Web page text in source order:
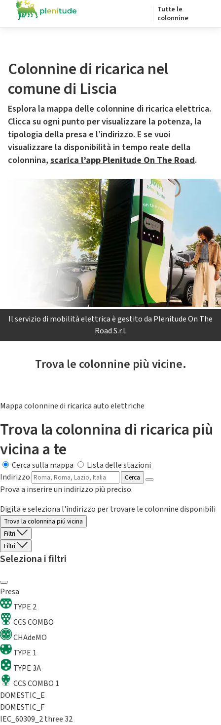
Tutte le
colonnine
Colonnine di ricarica nel
comune di Liscia
Esplora la mappa delle colonnine di ricarica elettrica.
Clicca su ogni punto per visualizzare la potenza, la
tipologia della presa e l’indirizzo. E se vuoi
visualizzare la disponibilità in tempo reale della
colonnina, scarica l’app Plenitude On The Road.
Il servizio di mobilità elettrica è gestito da Plenitude On The
Road S.r.l.
Trova le colonnine più vicine.
Mappa colonnine di ricarica auto elettriche
Trova la colonnina di ricarica più
vicina a te
Cerca sulla mappa
Lista delle stazioni
Indirizzo
Cerca
Prova a inserire un indirizzo più preciso.
Digita e seleziona l'indirizzo per trovare le colonnine disponibili
Trova la colonnina piú vicina
Filtri
Filtri
Seleziona i filtri
Presa
TYPE 2
CCS COMBO
CHAdeMO
TYPE 1
TYPE 3A
CCS COMBO 1
DOMESTIC_E
DOMESTIC_F
IEC_60309_2 three 32